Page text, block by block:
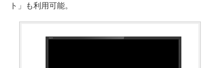
ト」も利用可能。